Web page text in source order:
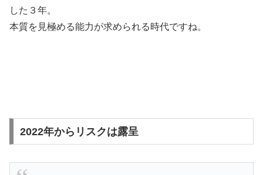
した３年。
本質を見極める能力が求められる時代ですね。
2022年からリスクは露呈